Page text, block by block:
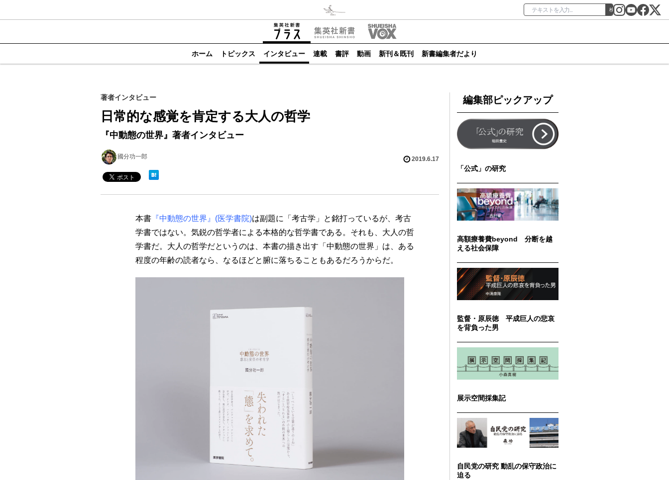
検索
ホーム トピックス インタビュー 連載 書評 動画 新刊＆既刊 新書編集者だより
著者インタビュー
日常的な感覚を肯定する大人の哲学
『中動態の世界』著者インタビュー
國分功一郎 2019.6.17
本書 『中動態の世界』(医学書院)は副題に「考古学」と銘打っているが、考古
学書ではない。気鋭の哲学者による本格的な哲学書である。それも、大人の哲
学書だ。大人の哲学だというのは、本書の描き出す「中動態の世界」は、ある
程度の年齢の読者なら、なるほどと腑に落ちることもあるだろうからだ。
編集部ピックアップ
「公式」の研究
高額療養費beyond 分断を越
える社会保障
監督・原辰徳 平成巨人の悲哀
を背負った男
展示空間採集記
自民党の研究 動乱の保守政治に
迫る